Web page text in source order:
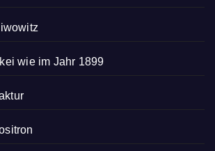
wie im Jahr 1899